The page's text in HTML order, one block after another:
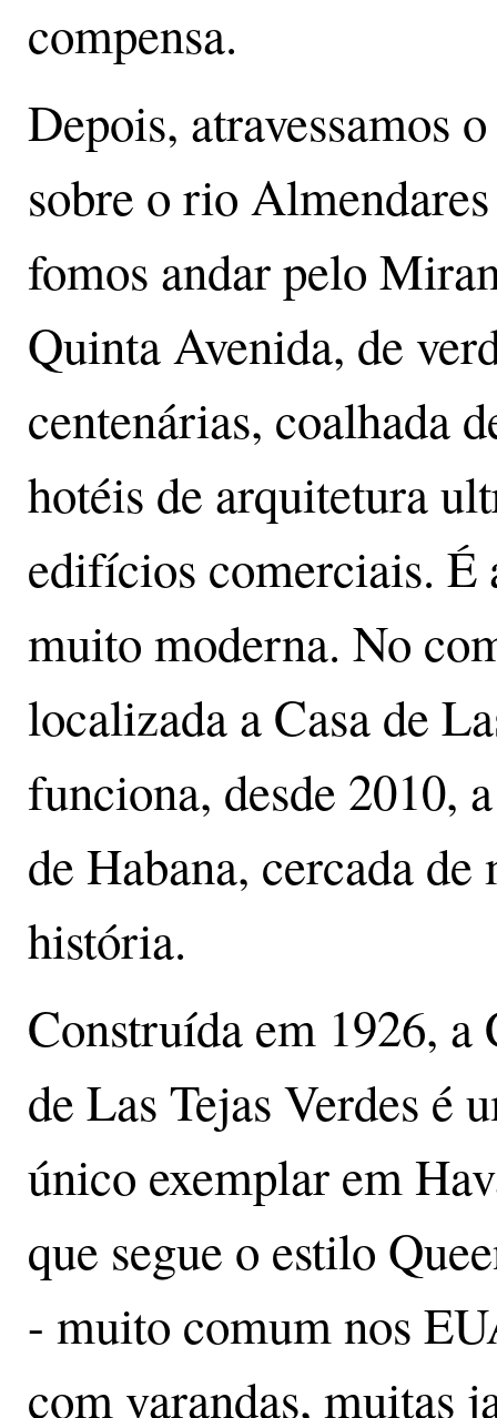
compensa.
Depois, atravessamos
sobre o rio
fomos andar pelo
Quinta Avenida, de
centenárias, coalhada
hotéis de arquitetura
edifícios comerciais. É
muito moderna. No
localizada a Casa de
funciona, desde 2010,
de Habana, cercada
história.
Construída em 1926, a
de Las Tejas Verdes é
único exemplar em
que segue o estilo
- muito comum nos
com varandas, muitas